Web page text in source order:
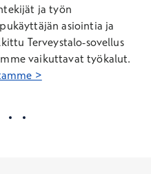
ja työn
asiointia ja
Terveystalo-sovellus
vaikuttavat työkalut.
>